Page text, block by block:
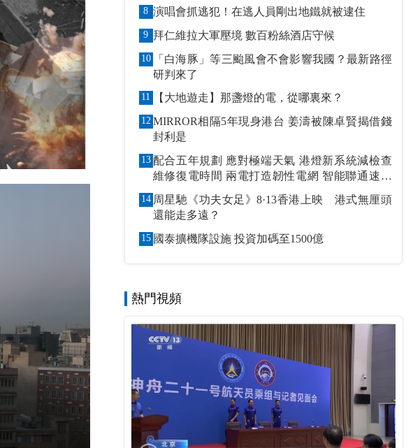
8 演唱會抓逃犯！在逃人員剛出地鐵就被逮住
9 拜仁維拉大軍壓境 數百粉絲酒店守候
10
「白海豚」等三颱風會不會影響我國？最新路徑
研判來了
11 【大地遊走】那盞燈的電，從哪裏來？
12 MIRROR相隔5年現身港台 姜濤被陳卓賢揭借錢
封利是
13 配合五年規劃 應對極端天氣 港燈新系統減檢查
維修復電時間 兩電打造韌性電網 智能聯通速應
萬變
14 周星馳《功夫女足》8·13香港上映 港式無厘頭
還能走多遠？
15 國泰擴機隊設施 投資加碼至1500億
熱門視頻